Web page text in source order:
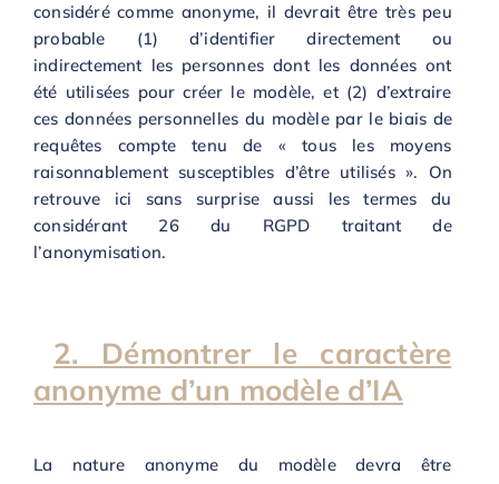
considéré comme anonyme, il devrait être très peu
probable (1) d’identifier directement ou
indirectement les personnes dont les données ont
été utilisées pour créer le modèle, et (2) d’extraire
ces données personnelles du modèle par le biais de
requêtes compte tenu de « tous les moyens
raisonnablement susceptibles d’être utilisés ». On
retrouve ici sans surprise aussi les termes du
considérant 26 du RGPD traitant de
l’anonymisation.
2. Démontrer le caractère
anonyme d’un modèle d’IA
La nature anonyme du modèle devra être